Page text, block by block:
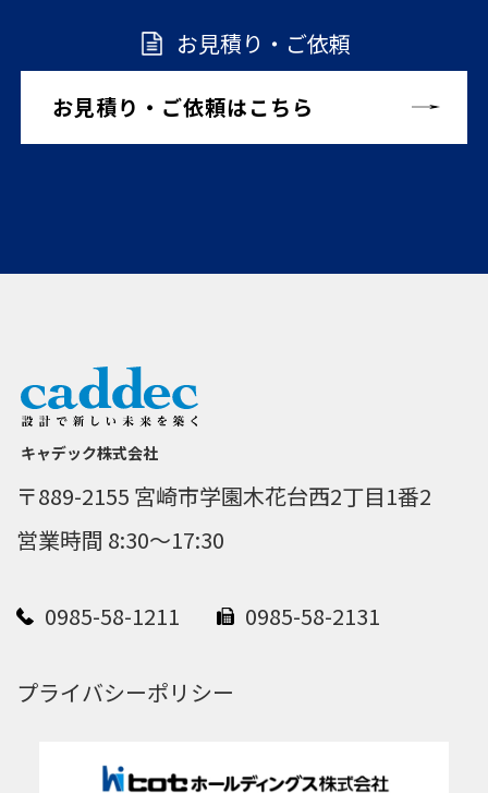
お見積り・ご依頼
お見積り・ご依頼はこちら
キャデック株式会社
〒889-2155 宮崎市学園木花台西2丁目1番2
営業時間 8:30～17:30
0985-58-1211 0985-58-2131
プライバシーポリシー